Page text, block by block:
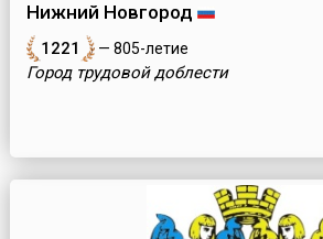
Нижний Новгород
1221 — 805-летие
Город трудовой доблести